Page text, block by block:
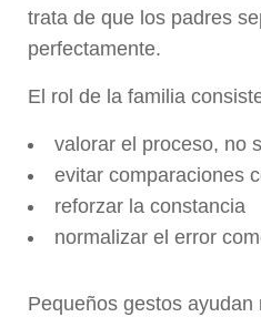
trata de que los padres
perfectamente.
El rol de la familia
valorar el proceso, no
evitar comparaciones
reforzar la constancia
normalizar el error
Pequeños gestos ayudan